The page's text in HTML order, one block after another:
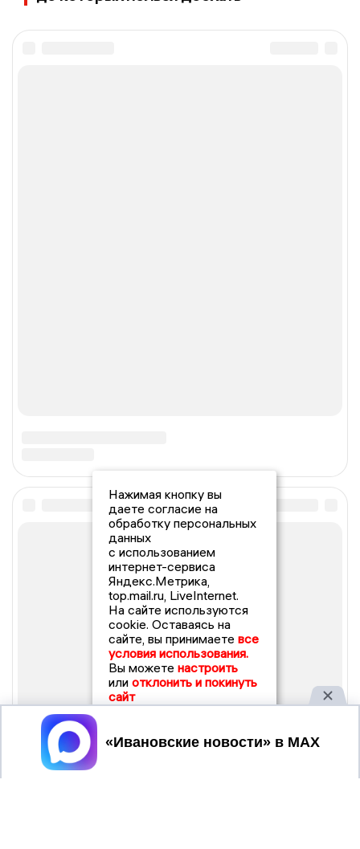
Нажимая кнопку вы
даете согласие на
обработку персональных
данных
с использованием
интернет-сервиса
Яндекс.Метрика,
top.mail.ru, LiveInternet.
На сайте используются
cookie. Оставаясь на
сайте, вы принимаете все
условия использования.
Вы можете настроить
или отклонить и покинуть
сайт
Принять